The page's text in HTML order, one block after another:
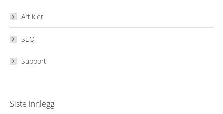
Artikler
SEO
Support
Siste innlegg